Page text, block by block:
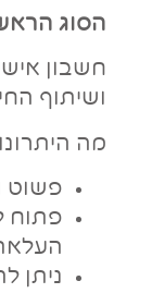
הסוג
חשבון
ושיתוף
מה
פשוט
פתוח
ניתן